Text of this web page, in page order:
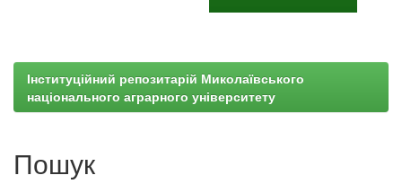
Інституційний репозитарій Миколаївського
національного аграрного університету
Пошук